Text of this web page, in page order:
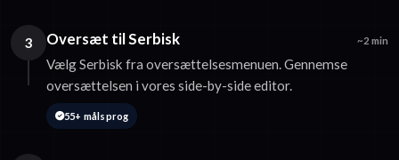
3 Oversæt til Serbisk ~2 min
Vælg Serbisk fra oversættelsesmenuen. Gennemse
oversættelsen i vores side-by-side editor.
55+ målsprog